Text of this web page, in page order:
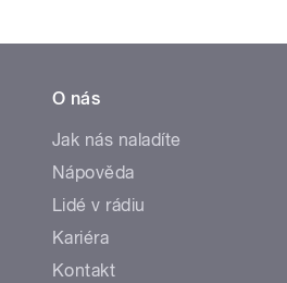
O nás
Jak nás naladíte
Nápověda
Lidé v rádiu
Kariéra
Kontakt